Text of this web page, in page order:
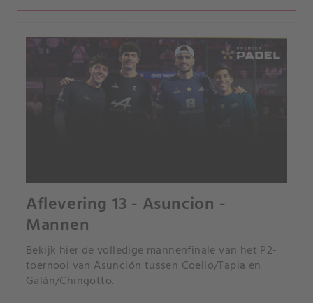
Aflevering 13 - Asuncion -
Mannen
Bekijk hier de volledige mannenfinale van het P2-
toernooi van Asunción tussen Coello/Tapia en
Galán/Chingotto.